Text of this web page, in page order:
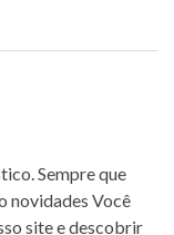
Sempre que
novidades Você
site e descobrir